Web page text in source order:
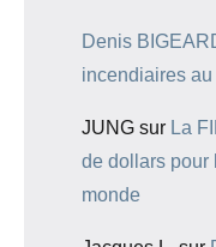
Denis
incendiaires
JUNG sur La
de dollars pour
monde